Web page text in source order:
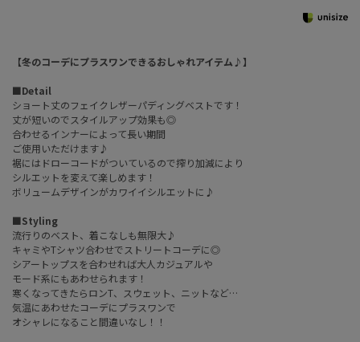
【冬のコーデにプラスワンできるおしゃれアイテム♪】
■Detail
ショート丈のフェイクレザーパディングベストです！
丈が短いのでスタイルアップ効果も◎
合わせるインナーによって長い期間
ご使用いただけます♪
裾にはドローコードがついているので搾り加減により
シルエットを変えて楽しめます！
ボリュームデザインがカワイイシルエットに♪
■Styling
流行りのベスト、着こなしも無限大♪
キャミやTシャツ合わせでストリートコーデに◎
シアートップスを合わせれば大人カジュアルや
モード系にもあわせられます！
寒くなってきたらロンT、スウェット、ニットなど…
気温にあわせたコーデにプラスワンで
オシャレになること間違いなし！！